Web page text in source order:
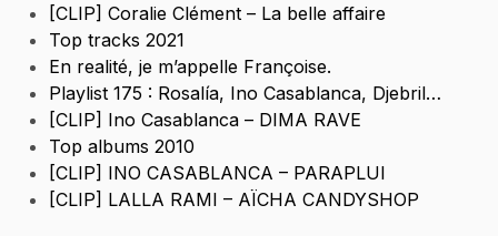
[CLIP] Coralie Clément – La belle affaire
Top tracks 2021
En realité, je m’appelle Françoise.
Playlist 175 : Rosalía, Ino Casablanca, Djebril…
[CLIP] Ino Casablanca – DIMA RAVE
Top albums 2010
[CLIP] INO CASABLANCA – PARAPLUI
[CLIP] LALLA RAMI – AÏCHA CANDYSHOP